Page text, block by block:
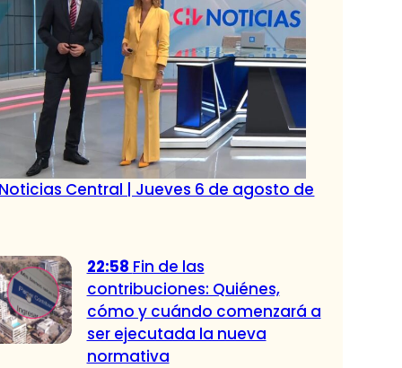
Central | Jueves 6 de agosto de
22:58 Fin de las
contribuciones: Quiénes,
cómo y cuándo comenzará a
ser ejecutada la nueva
normativa